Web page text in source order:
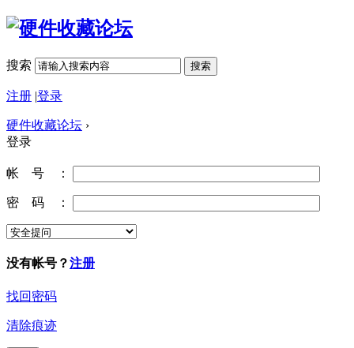
搜索 搜索
注册 |登录
硬件收藏论坛 ›
登录
帐 号 ：
密 码 ：
没有帐号？注册
找回密码
清除痕迹